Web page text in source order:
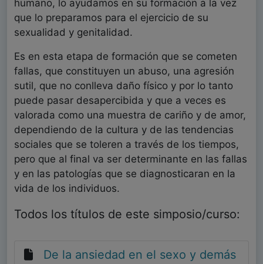
humano, lo ayudamos en su formación a la vez
que lo preparamos para el ejercicio de su
sexualidad y genitalidad.
Es en esta etapa de formación que se cometen
fallas, que constituyen un abuso, una agresión
sutil, que no conlleva daño físico y por lo tanto
puede pasar desapercibida y que a veces es
valorada como una muestra de cariño y de amor,
dependiendo de la cultura y de las tendencias
sociales que se toleren a través de los tiempos,
pero que al final va ser determinante en las fallas
y en las patologías que se diagnosticaran en la
vida de los individuos.
Todos los títulos de este simposio/curso:
De la ansiedad en el sexo y demás